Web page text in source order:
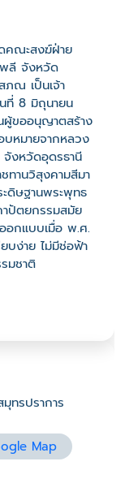
คณะสงฆ์ฝ่าย
พลี จังหวัด
ณ เป็นเจ้า
ที่ 8 มิถุนายน
ขออนุญาตสร้าง
หมายจากหลวง
งหวัดอุดรธานี
ทานวิสุงคามสีมา
ดิษฐานพระพุทธ
ปัตยกรรมสมัย
อกแบบเมื่อ พ.ศ.
บง่าย ไม่มีช่อฟ้า
มชาติ
ทรปราการ
Map